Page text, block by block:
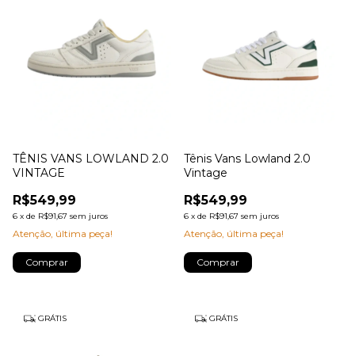
TÊNIS VANS LOWLAND 2.0
VINTAGE
R$549,99
6 x de R$91,67 sem juros
Atenção, última peça!
Comprar
Tênis Vans Lowland 2.0
Vintage
R$549,99
6 x de R$91,67 sem juros
Atenção, última peça!
Comprar
GRÁTIS GRÁTIS